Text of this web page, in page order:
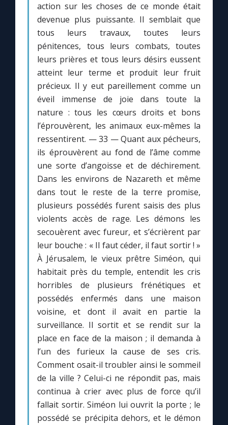
action sur les choses de ce monde était
devenue plus puissante. Il semblait que
tous leurs travaux, toutes leurs
pénitences, tous leurs combats, toutes
leurs prières et tous leurs désirs eussent
atteint leur terme et produit leur fruit
précieux. Il y eut pareillement comme un
éveil immense de joie dans toute la
nature : tous les cœurs droits et bons
l’éprouvèrent, les animaux eux-mêmes la
ressentirent. — 33 — Quant aux pécheurs,
ils éprouvèrent au fond de l’âme comme
une sorte d’angoisse et de déchirement.
Dans les environs de Nazareth et même
dans tout le reste de la terre promise,
plusieurs possédés furent saisis des plus
violents accès de rage. Les démons les
secouèrent avec fureur, et s’écrièrent par
leur bouche : « II faut céder, il faut sortir ! »
À Jérusalem, le vieux prêtre Siméon, qui
habitait près du temple, entendit les cris
horribles de plusieurs frénétiques et
possédés enfermés dans une maison
voisine, et dont il avait en partie la
surveillance. Il sortit et se rendit sur la
place en face de la maison ; il demanda à
l’un des furieux la cause de ses cris.
Comment osait-il troubler ainsi le sommeil
de la ville ? Celui-ci ne répondit pas, mais
continua à crier avec plus de force qu’il
fallait sortir. Siméon lui ouvrit la porte ; le
possédé se précipita dehors, et le démon